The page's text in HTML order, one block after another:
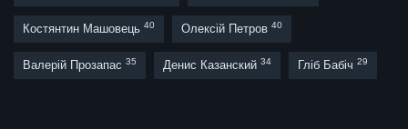
Костянтин Машовець 40 Олексій Петров 40
Валерій Прозапас 35 Денис Казанский 34 Гліб Бабіч 29